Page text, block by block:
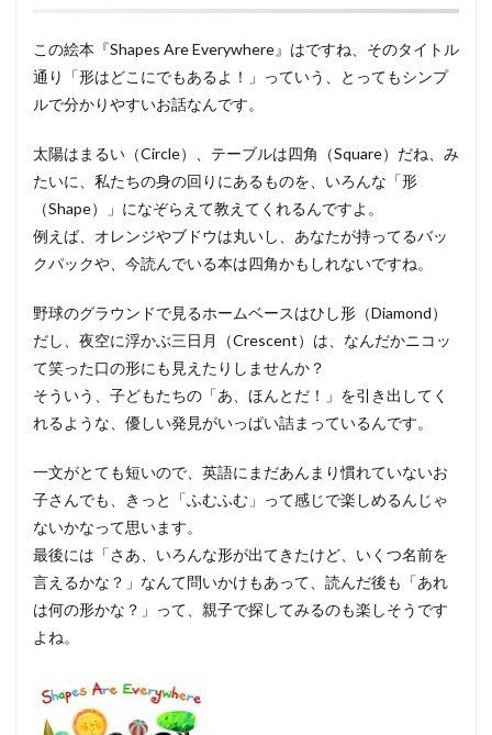
この絵本『Shapes Are Everywhere』はですね、そのタイトル
通り「形はどこにでもあるよ！」っていう、とってもシンプ
ルで分かりやすいお話なんです。
太陽はまるい（Circle）、テーブルは四角（Square）だね、み
たいに、私たちの身の回りにあるものを、いろんな「形
（Shape）」になぞらえて教えてくれるんですよ。
例えば、オレンジやブドウは丸いし、あなたが持ってるバッ
クパックや、今読んでいる本は四角かもしれないですね。
野球のグラウンドで見るホームベースはひし形（Diamond）
だし、夜空に浮かぶ三日月（Crescent）は、なんだかニコッ
て笑った口の形にも見えたりしませんか？
そういう、子どもたちの「あ、ほんとだ！」を引き出してく
れるような、優しい発見がいっぱい詰まっているんです。
一文がとても短いので、英語にまだあんまり慣れていないお
子さんでも、きっと「ふむふむ」って感じで楽しめるんじゃ
ないかなって思います。
最後には「さあ、いろんな形が出てきたけど、いくつ名前を
言えるかな？」なんて問いかけもあって、読んだ後も「あれ
は何の形かな？」って、親子で探してみるのも楽しそうです
よね。